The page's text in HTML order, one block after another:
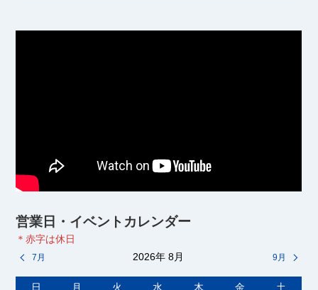
営業日・イベントカレンダー
＊赤字は休日
7月 2026年 8月 9月
日 月 火 水 木 金
土